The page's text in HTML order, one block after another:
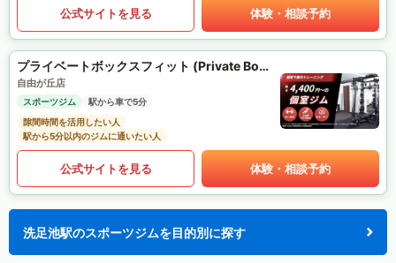
公式サイトを見る 体験・相談予約
プライベートボックスフィット (Private Box Fit)
自由が丘店
スポーツジム
駅から車で5分
隙間時間を活用したい人
駅から5分以内のジムに通いたい人
公式サイトを見る 体験・相談予約
洗足池駅のスポーツジムを目的別に探す